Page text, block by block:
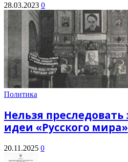
28.03.2023 0
Политика
Нельзя
идеи «Русского мира»
20.11.2025 0